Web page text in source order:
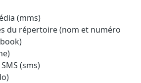
(mms)
du répertoire (nom et numéro
(sms)